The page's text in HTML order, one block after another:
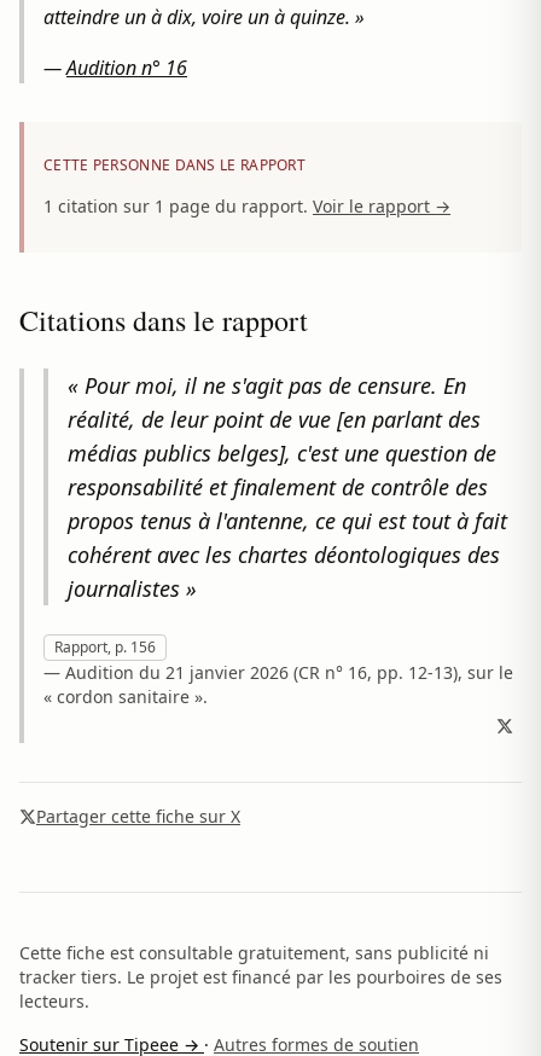
atteindre un à dix, voire un à quinze. »
—Audition n° 16
CETTE PERSONNE DANS LE RAPPORT
1 citation sur 1 page du rapport. Voir le rapport →
Citations dans le rapport
« Pour moi, il ne s'agit pas de censure. En
réalité, de leur point de vue [en parlant des
médias publics belges], c'est une question de
responsabilité et finalement de contrôle des
propos tenus à l'antenne, ce qui est tout à fait
cohérent avec les chartes déontologiques des
journalistes »
Rapport, p. 156
— Audition du 21 janvier 2026 (CR n° 16, pp. 12-13), sur le
« cordon sanitaire ».
Partager cette fiche sur X
Cette fiche est consultable gratuitement, sans publicité ni
tracker tiers. Le projet est financé par les pourboires de ses
lecteurs.
Soutenir sur Tipeee → · Autres formes de soutien